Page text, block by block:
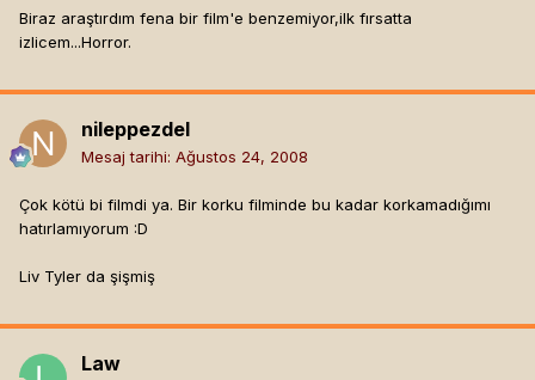
Biraz araştırdım fena bir film'e benzemiyor,ilk fırsatta
izlicem...Horror.
nileppezdel
Mesaj tarihi: Ağustos 24, 2008
Çok kötü bi filmdi ya. Bir korku filminde bu kadar korkamadığımı
hatırlamıyorum :D
Liv Tyler da şişmiş
Law